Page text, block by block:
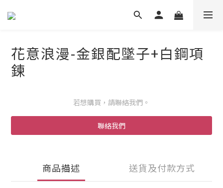
花意浪漫-金銀配墜子+白鋼項
鍊
若想購買，請聯絡我們。
聯絡我們
商品描述 送貨及付款方式